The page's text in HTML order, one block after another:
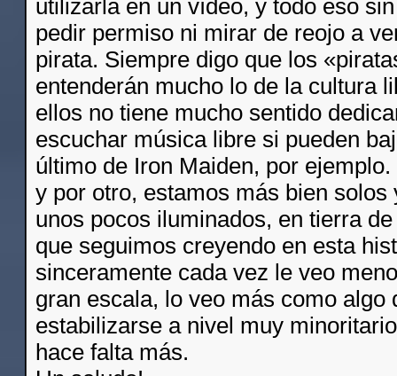
utilizarla en un vídeo, y todo eso
pedir permiso ni mirar de reojo a
pirata. Siempre digo que los
entenderán mucho lo de la cultura
ellos no tiene mucho sentido
escuchar música libre si pueden
último de Iron Maiden, por
y por otro, estamos más bien solos
unos pocos iluminados, en tierra
que seguimos creyendo en esta
sinceramente cada vez le veo
gran escala, lo veo más como algo
estabilizarse a nivel muy
hace falta más.